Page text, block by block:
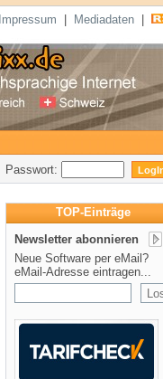
Impressum Mediadaten
Passwort:
TOP-Einträge
Newsletter abonnieren
Neue Software per eMail?
eMail-Adresse eintragen...